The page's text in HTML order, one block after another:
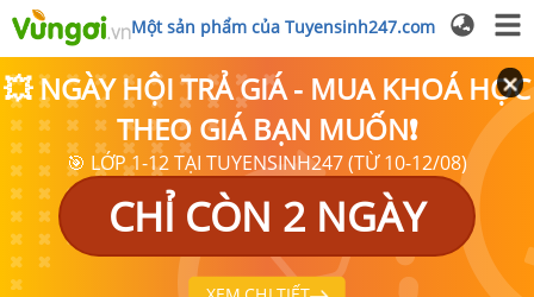
Một sản phẩm của Tuyensinh247.com
💥 NGÀY HỘI TRẢ GIÁ - MUA KHOÁ HỌC
THEO GIÁ BẠN MUỐN❗
🎯 LỚP 1-12 TẠI TUYENSINH247 (TỪ 10-12/08)
CHỈ CÒN 2 NGÀY